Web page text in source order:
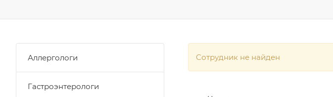
Cотрудник не найден
Аллергологи
Гастроэнтерологи